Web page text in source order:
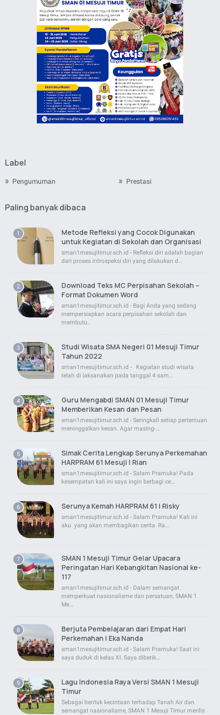
Label
Pengumuman Prestasi
Paling banyak dibaca
Metode Refleksi yang Cocok Digunakan
untuk Kegiatan di Sekolah dan Organisasi
sman1mesujitimur.sch.id - Refleksi diri adalah bagian
dari proses introspeksi diri yang dilakukan d…
Download Teks MC Perpisahan Sekolah –
Format Dokumen Word
sman1mesujitimur.sch.id - Bagi Anda yang sedang
mempersiapkan acara perpisahan sekolah dan
membutu…
Studi Wisata SMA Negeri 01 Mesuji Timur
Tahun 2022
sman1mesujitimur.sch.id - Kegiatan studi wisata
telah di laksanakan pada tanggal 4 sam…
Guru Mengabdi SMAN 01 Mesuji Timur
Memberikan Kesan dan Pesan
sman1mesujitimur.sch.id - Seringkali setiap pertemuan
meninggalkan kesan. Agar masing-…
Simak Cerita Lengkap Serunya Perkemahan
HARPRAM 61 Mesuji | Rian
sman1mesujitimur.sch.id - Salam Pramuka! Pada
kesempatan kali ini saya ingin berbagi ce…
Serunya Kemah HARPRAM 61 | Risky
sman1mesujitimur.sch.id - Salam Pramuka! Kali ini
aku yang akan membagikan cerita. Ra…
SMAN 1 Mesuji Timur Gelar Upacara
Peringatan Hari Kebangkitan Nasional ke-
117
sman1mesujitimur.sch.id - Dalam semangat
memperkuat nasionalisme dan persatuan, SMAN 1
Me…
Berjuta Pembelajaran dari Empat Hari
Perkemahan | Eka Nanda
sman1mesujitimur.sch.id - Salam Pramuka! Saat ini
saya duduk di kelas XI. Saya diberik…
Lagu Indonesia Raya Versi SMAN 1 Mesuji
Timur
Sebagai bentuk kecintaan terhadap Tanah Air dan
semangat nasionalisme, SMAN 1 Mesuji Timur merilis